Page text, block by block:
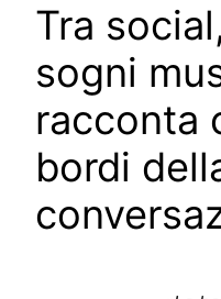
Tra
sogni
racconta
bordi